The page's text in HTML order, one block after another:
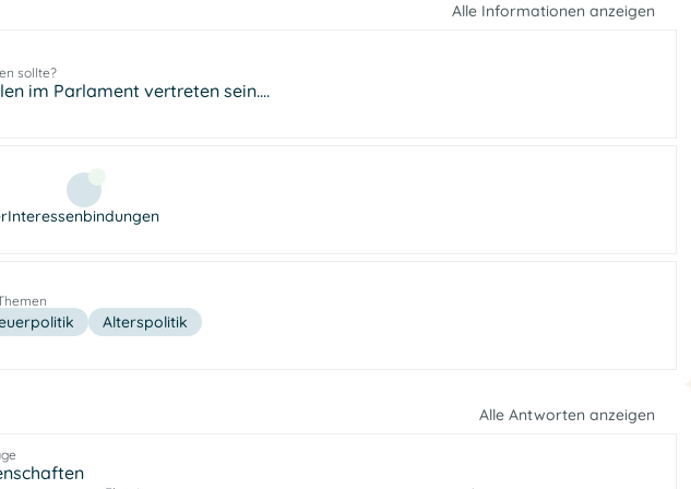
Alle Informationen anzeigen
sollte?
im Parlament vertreten sein....
Interessenbindungen
Alterspolitik
Alle Antworten anzeigen